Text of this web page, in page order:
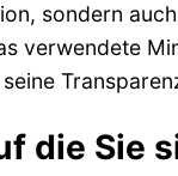
sondern
verwendete
die Sie